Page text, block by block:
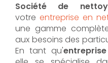
Société de
votre entreprise en
une gamme
aux besoins des
En tant qu'